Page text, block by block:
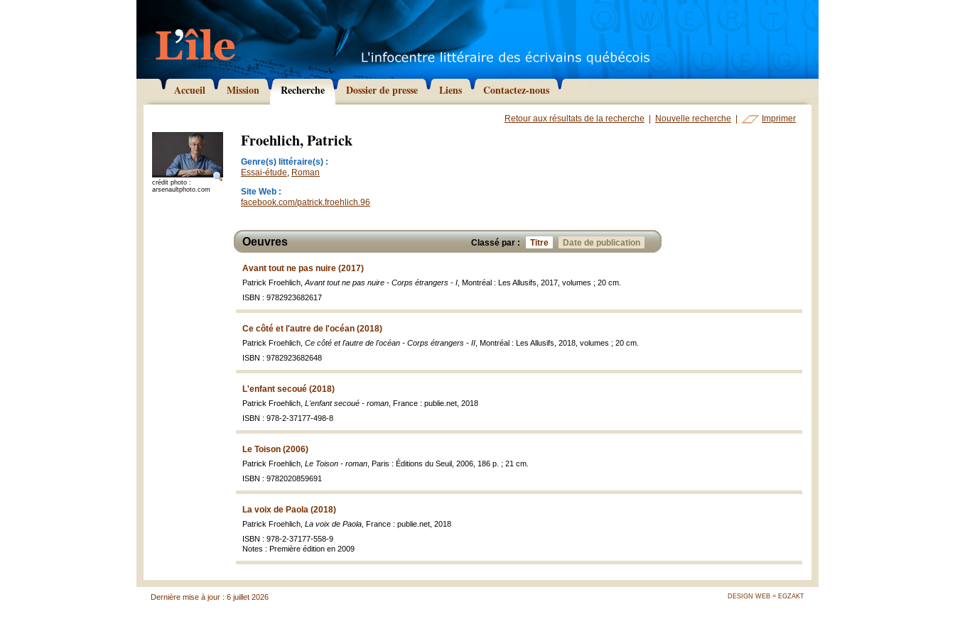
Accueil Mission Recherche Dossier de presse Liens Contactez-nous
Retour aux résultats de la recherche Nouvelle recherche Imprimer
crédit photo :
arsenaultphoto.com
Froehlich, Patrick
Genre(s) littéraire(s) :
Essai-étude, Roman
Site Web :
facebook.com/patrick.froehlich.96
Classé par : Titre Date de publication
Oeuvres
Avant tout ne pas nuire (2017)
Patrick Froehlich, Avant tout ne pas nuire - Corps étrangers - I , Montréal : Les Allusifs, 2017, volumes ; 20 cm.
ISBN : 9782923682617
Ce côté et l'autre de l'océan (2018)
Patrick Froehlich, Ce côté et l'autre de l'océan - Corps étrangers - II , Montréal : Les Allusifs, 2018, volumes ; 20 cm.
ISBN : 9782923682648
L'enfant secoué (2018)
Patrick Froehlich, L'enfant secoué - roman , France : publie.net, 2018
ISBN : 978-2-37177-498-8
Le Toison (2006)
Patrick Froehlich, Le Toison - roman , Paris : Éditions du Seuil, 2006, 186 p. ; 21 cm.
ISBN : 9782020859691
La voix de Paola (2018)
Patrick Froehlich, La voix de Paola , France : publie.net, 2018
ISBN : 978-2-37177-558-9
Notes : Première édition en 2009
DESIGN WEB = EGZAKT
Dernière mise à jour : 6 juillet 2026